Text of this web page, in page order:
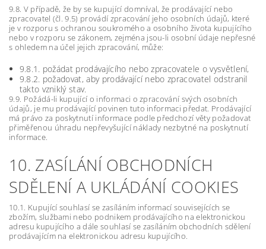
9.8. V případě, že by se kupující domníval, že prodávající nebo
zpracovatel (čl. 9.5) provádí zpracování jeho osobních údajů, které
je v rozporu s ochranou soukromého a osobního života kupujícího
nebo v rozporu se zákonem, zejména jsou-li osobní údaje nepřesné
s ohledem na účel jejich zpracování, může:
9.8.1. požádat prodávajícího nebo zpracovatele o vysvětlení,
9.8.2. požadovat, aby prodávající nebo zpracovatel odstranil
takto vzniklý stav.
9.9. Požádá-li kupující o informaci o zpracování svých osobních
údajů, je mu prodávající povinen tuto informaci předat. Prodávající
má právo za poskytnutí informace podle předchozí věty požadovat
přiměřenou úhradu nepřevyšující náklady nezbytné na poskytnutí
informace.
10. ZASÍLÁNÍ OBCHODNÍCH
SDĚLENÍ A UKLÁDÁNÍ COOKIES
10.1. Kupující souhlasí se zasíláním informací souvisejících se
zbožím, službami nebo podnikem prodávajícího na elektronickou
adresu kupujícího a dále souhlasí se zasíláním obchodních sdělení
prodávajícím na elektronickou adresu kupujícího.